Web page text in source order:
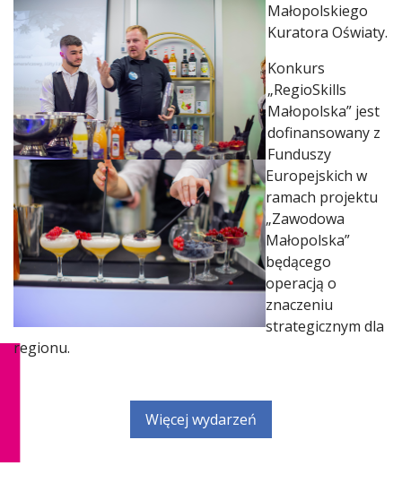
Małopolskiego
Kuratora Oświaty.
Konkurs
„RegioSkills
Małopolska” jest
dofinansowany z
Funduszy
Europejskich w
ramach projektu
„Zawodowa
Małopolska”
będącego
operacją o
znaczeniu
strategicznym dla
regionu.
Więcej wydarzeń